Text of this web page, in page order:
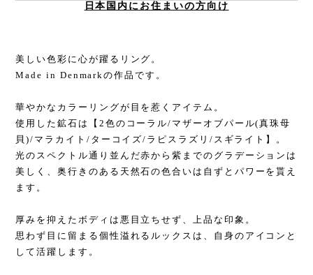
日本国内にお住まいの方向け
美しい色彩に心が躍るリング。
Made in Denmarkの作品です。
華やかなカラーリングが目を惹くアイテム。
使用した鉱石は【2色のコーラル/マザーオブパール(真珠母
貝)/マラカイト/ターコイズ/ラピスラズリ/スギライト】。
光のスペクトル通り並んだ赤から紫までのグラデーションは
美しく、奥行きのある天然石の色合いは自ずとパワーを貰え
ます。
厚みを抑えたボディは悪目立ちせず、上品な印象。
思わず目に留まる個性溢れるルックスは、自身のアイコンと
して活躍します。